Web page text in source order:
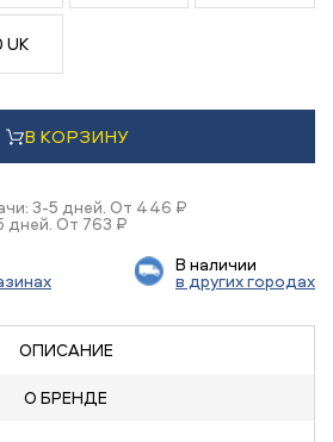
UK
В КОРЗИНУ
3-5 дней. От 446 ₽
дней. От 763 ₽
В наличии
в других городах
ОПИСАНИЕ
О БРЕНДЕ